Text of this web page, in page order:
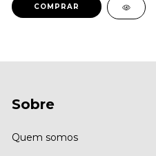
COMPRAR
Sobre
Quem somos